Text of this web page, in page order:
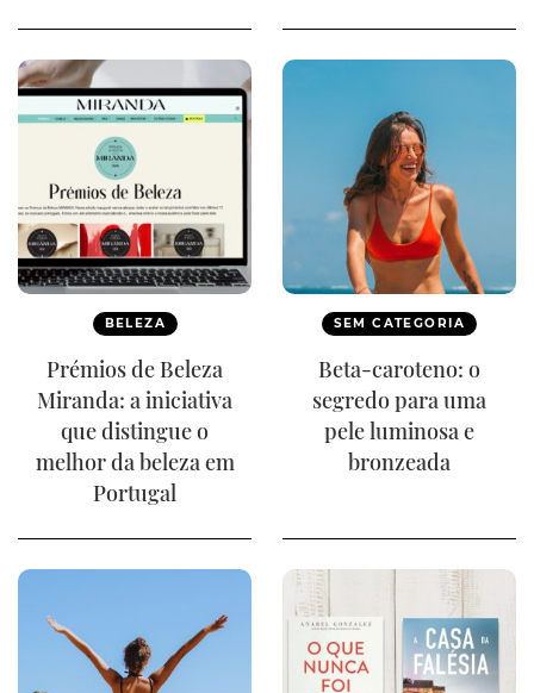
BELEZA
Prémios de Beleza
Miranda: a iniciativa
que distingue o
melhor da beleza em
Portugal
SEM CATEGORIA
Beta-caroteno: o
segredo para uma
pele luminosa e
bronzeada